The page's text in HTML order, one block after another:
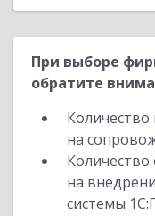
При выборе
обратите
на
Количество
на
системы